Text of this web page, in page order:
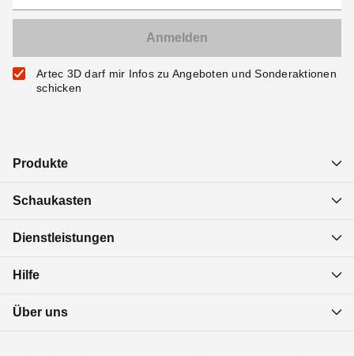
Artec 3D darf mir Infos zu Angeboten und Sonderaktionen
schicken
Produkte
Schaukasten
Dienstleistungen
Hilfe
Über uns